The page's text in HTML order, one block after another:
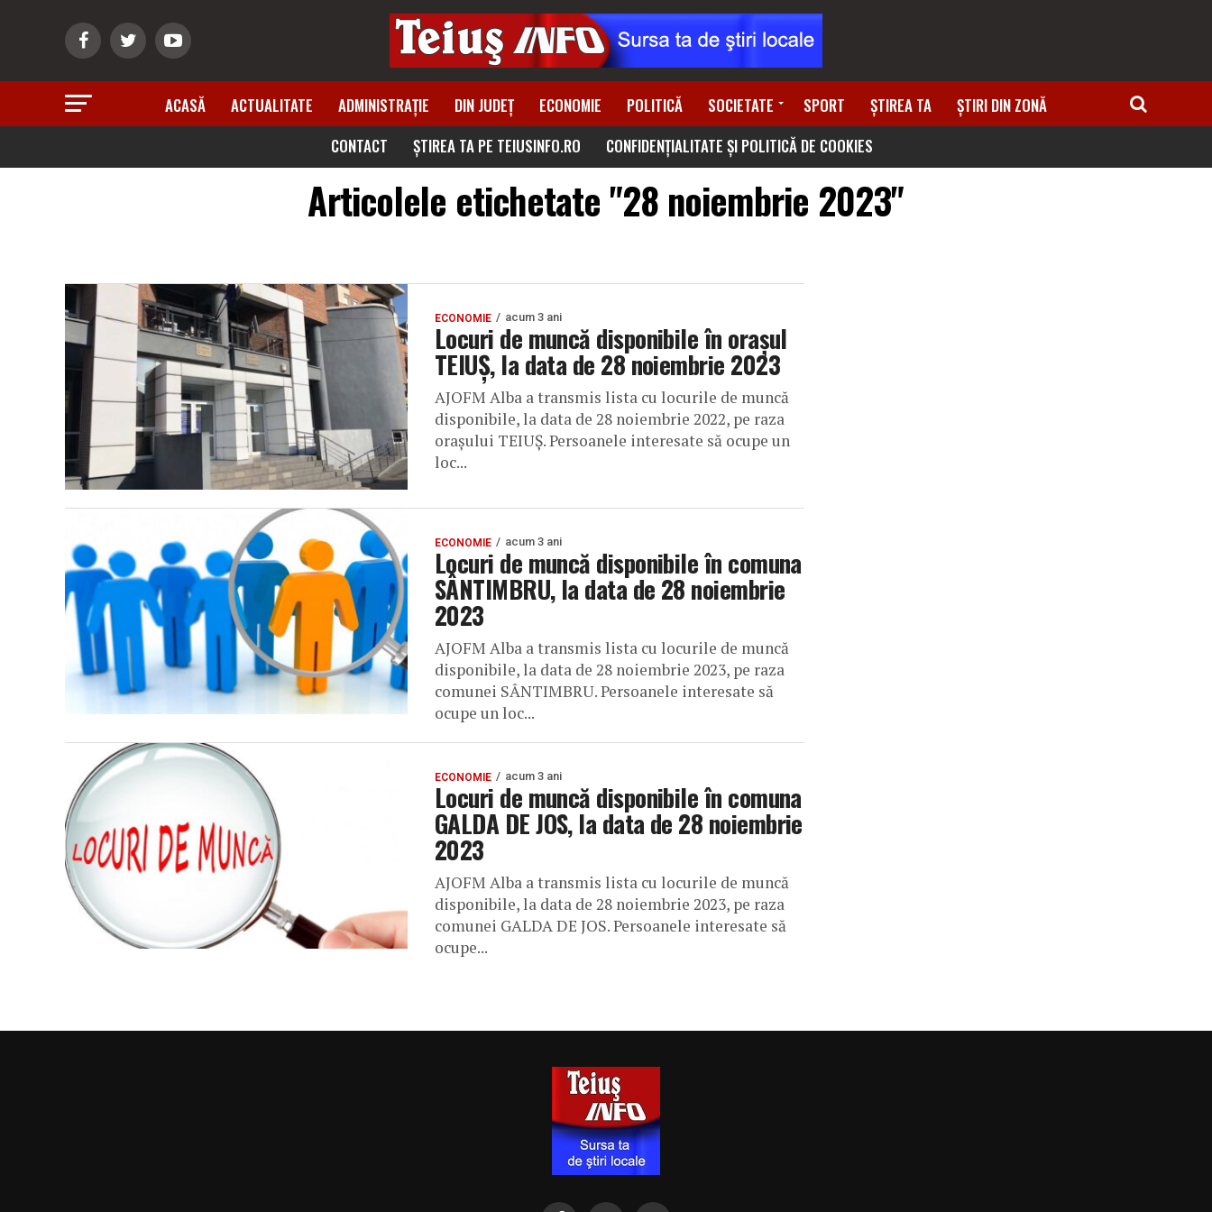
ACASĂ ACTUALITATE ADMINISTRAȚIE DIN JUDEȚ ECONOMIE POLITICĂ SOCIETATE SPORT ȘTIREA TA
ȘTIRI DIN ZONĂ
CONTACT
ȘTIREA TA PE TEIUSINFO.RO CONFIDENȚIALITATE ȘI POLITICĂ DE COOKIES
Articolele etichetate "28 noiembrie 2023"
ECONOMIE acum 3 ani
Locuri de muncă disponibile în orașul
TEIUȘ, la data de 28 noiembrie 2023
AJOFM Alba a transmis lista cu locurile de muncă
disponibile, la data de 28 noiembrie 2022, pe raza
orașului TEIUȘ. Persoanele interesate să ocupe un
loc...
ECONOMIE acum 3 ani
Locuri de muncă disponibile în comuna
SÂNTIMBRU, la data de 28 noiembrie
2023
AJOFM Alba a transmis lista cu locurile de muncă
disponibile, la data de 28 noiembrie 2023, pe raza
comunei SÂNTIMBRU. Persoanele interesate să
ocupe un loc...
ECONOMIE acum 3 ani
Locuri de muncă disponibile în comuna
GALDA DE JOS, la data de 28 noiembrie
2023
AJOFM Alba a transmis lista cu locurile de muncă
disponibile, la data de 28 noiembrie 2023, pe raza
comunei GALDA DE JOS. Persoanele interesate să
ocupe...